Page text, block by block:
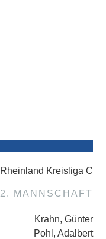
2. MANNSCHAFT
Krahn, Günter
Pohl, Adalbert
Rheinland Kreisliga C